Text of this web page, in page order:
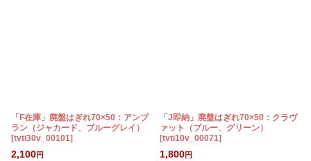
「F在庫」廃盤はぎれ70×50：アンブ
ラン（ジャカード、ブルーグレイ）
[tvti30v_00101]
2,100円
「J即納」廃盤はぎれ70×50：クラヴ
ァット（ブルー、グリーン）
[tvti10v_00071]
1,800円